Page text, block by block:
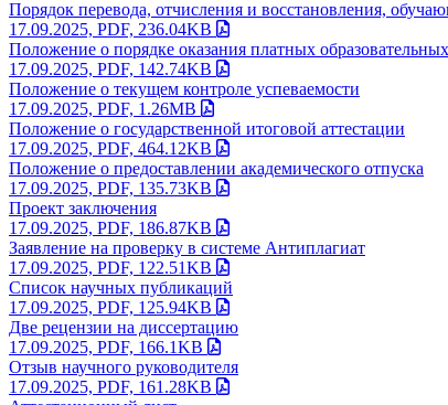
Порядок перевода, отчисления и восстановления,
17.09.2025, PDF, 236.04KB
Положение о порядке оказания платных
17.09.2025, PDF, 142.74KB
Положение о текущем контроле успеваемости
17.09.2025, PDF, 1.26MB
Положение о государственной итоговой аттестации
17.09.2025, PDF, 464.12KB
Положение о предоставлении академического отпуска
17.09.2025, PDF, 135.73KB
Проект заключения
17.09.2025, PDF, 186.87KB
Заявление на проверку в системе Антиплагиат
17.09.2025, PDF, 122.51KB
Список научных публикаций
17.09.2025, PDF, 125.94KB
Две рецензии на диссертацию
17.09.2025, PDF, 166.1KB
Отзыв научного руководителя
17.09.2025, PDF, 161.28KB